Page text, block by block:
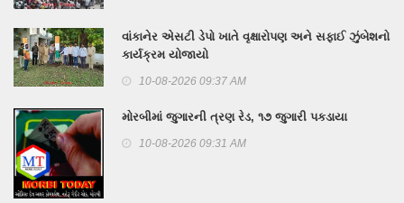
વાંકાનેર એસટી ડેપો ખાતે વૃક્ષારોપણ અને સફાઈ ઝુંબેશનો
કાર્યક્રમ યોજાયો
10-08-2026 09:37 AM
મોરબીમાં જુગારની ત્રણ રેડ, ૧૭ જુગારી પકડાયા
10-08-2026 09:31 AM